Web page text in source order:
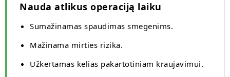
Nauda atlikus operaciją laiku
Sumažinamas spaudimas smegenims.
Mažinama mirties rizika.
Užkertamas kelias pakartotiniam kraujavimui.